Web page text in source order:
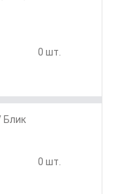
0 шт.
Блик
0 шт.